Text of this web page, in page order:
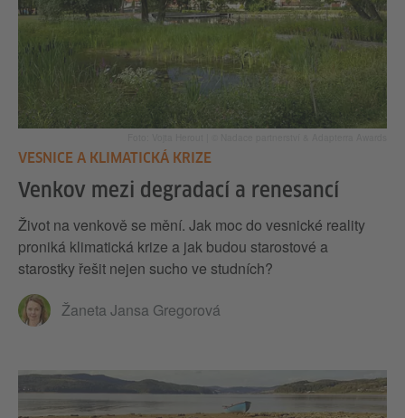
VESNICE A KLIMATICKÁ KRIZE
Venkov mezi degradací a renesancí
Život na venkově se mění. Jak moc do vesnické reality
proniká klimatická krize a jak budou starostové a
starostky řešit nejen sucho ve studních?
Žaneta Jansa Gregorová